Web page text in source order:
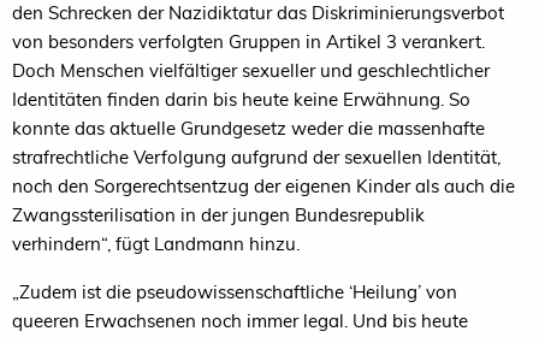
den Schrecken der Nazidiktatur das Diskriminierungsverbot
von besonders verfolgten Gruppen in Artikel 3 verankert.
Doch Menschen vielfältiger sexueller und geschlechtlicher
Identitäten finden darin bis heute keine Erwähnung. So
konnte das aktuelle Grundgesetz weder die massenhafte
strafrechtliche Verfolgung aufgrund der sexuellen Identität,
noch den Sorgerechtsentzug der eigenen Kinder als auch die
Zwangssterilisation in der jungen Bundesrepublik
verhindern“, fügt Landmann hinzu.
„Zudem ist die pseudowissenschaftliche ‘Heilung’ von
queeren Erwachsenen noch immer legal. Und bis heute